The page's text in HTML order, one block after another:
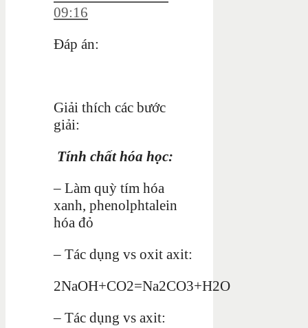
09:16
Đáp án:
Giải thích các bước
giải:
Tính chất hóa học:
– Làm quỳ tím hóa
xanh, phenolphtalein
hóa đỏ
– Tác dụng vs oxit axit:
2NaOH+CO2=Na2CO3+H2O
– Tác dụng vs axit: